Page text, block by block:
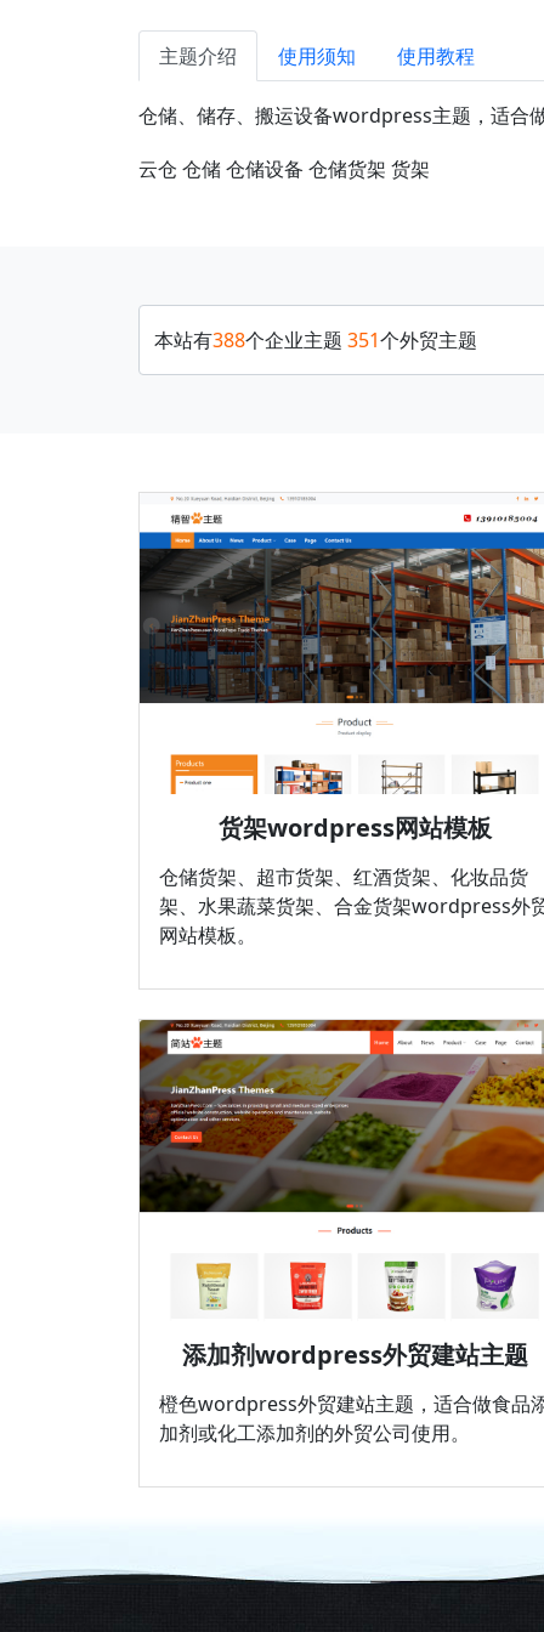
主题介绍 使用须知 使用教程
仓储、储存、搬运设备wordpress主题，适合
云仓 仓储 仓储设备 仓储货架 货架
本站有388个企业主题 351个外贸主题
货架wordpress网站模板
仓储货架、超市货架、红酒货架、化妆品货
架、水果蔬菜货架、合金货架wordpress外
网站模板。
添加剂wordpress外贸建站主题
橙色wordpress外贸建站主题，适合做食品
加剂或化工添加剂的外贸公司使用。